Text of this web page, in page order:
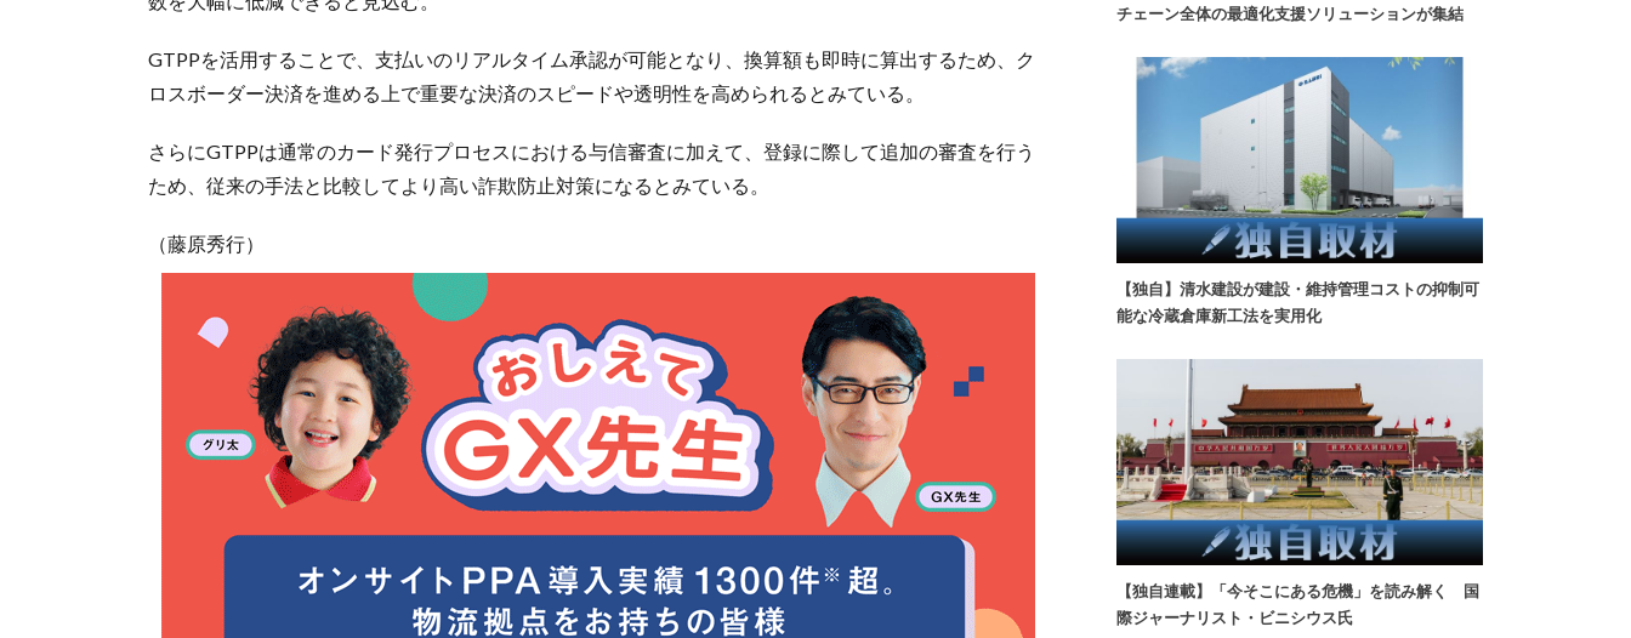
GTPPを活用することで、支払いのリアルタイム承認が可能となり、換算額も即時に算出するため、ク
ロスボーダー決済を進める上で重要な決済のスピードや透明性を高められるとみている。
さらにGTPPは通常のカード発行プロセスにおける与信審査に加えて、登録に際して追加の審査を行う
ため、従来の手法と比較してより高い詐欺防止対策になるとみている。
（藤原秀行）
チェーン全体の最適化支援ソリューションが集結
【独自】清水建設が建設・維持管理コストの抑制可
能な冷蔵倉庫新工法を実用化
【独自連載】「今そこにある危機」を読み解く 国
際ジャーナリスト・ビニシウス氏